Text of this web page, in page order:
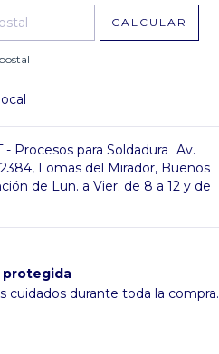
CALCULAR
- Procesos para Soldadura Av.
Lomas del Mirador, Buenos
de Lun. a Vier. de 8 a 12 y de
protegida
cuidados durante toda la compra.